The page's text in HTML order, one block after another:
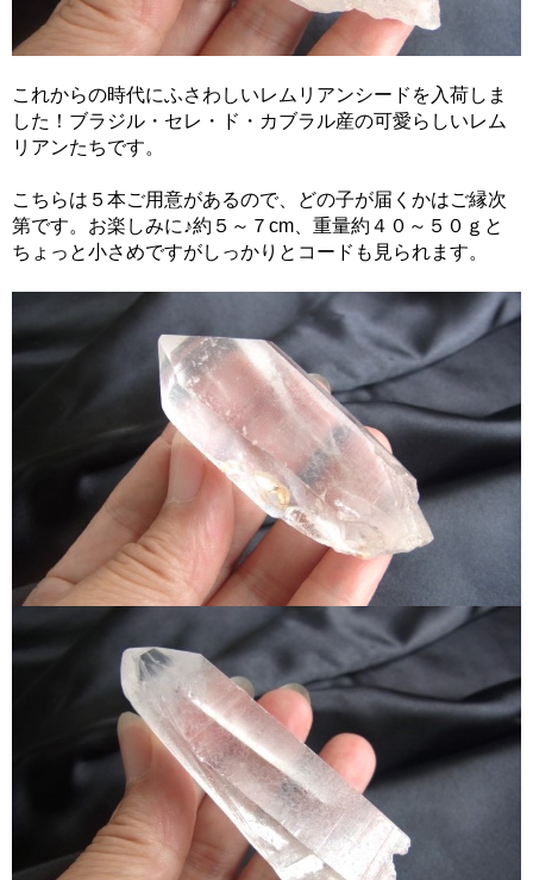
これからの時代にふさわしいレムリアンシードを入荷しま
した！ブラジル・セレ・ド・カブラル産の可愛らしいレム
リアンたちです。
こちらは５本ご用意があるので、どの子が届くかはご縁次
第です。お楽しみに♪約５～７cm、重量約４０～５０ｇと
ちょっと小さめですがしっかりとコードも見られます。